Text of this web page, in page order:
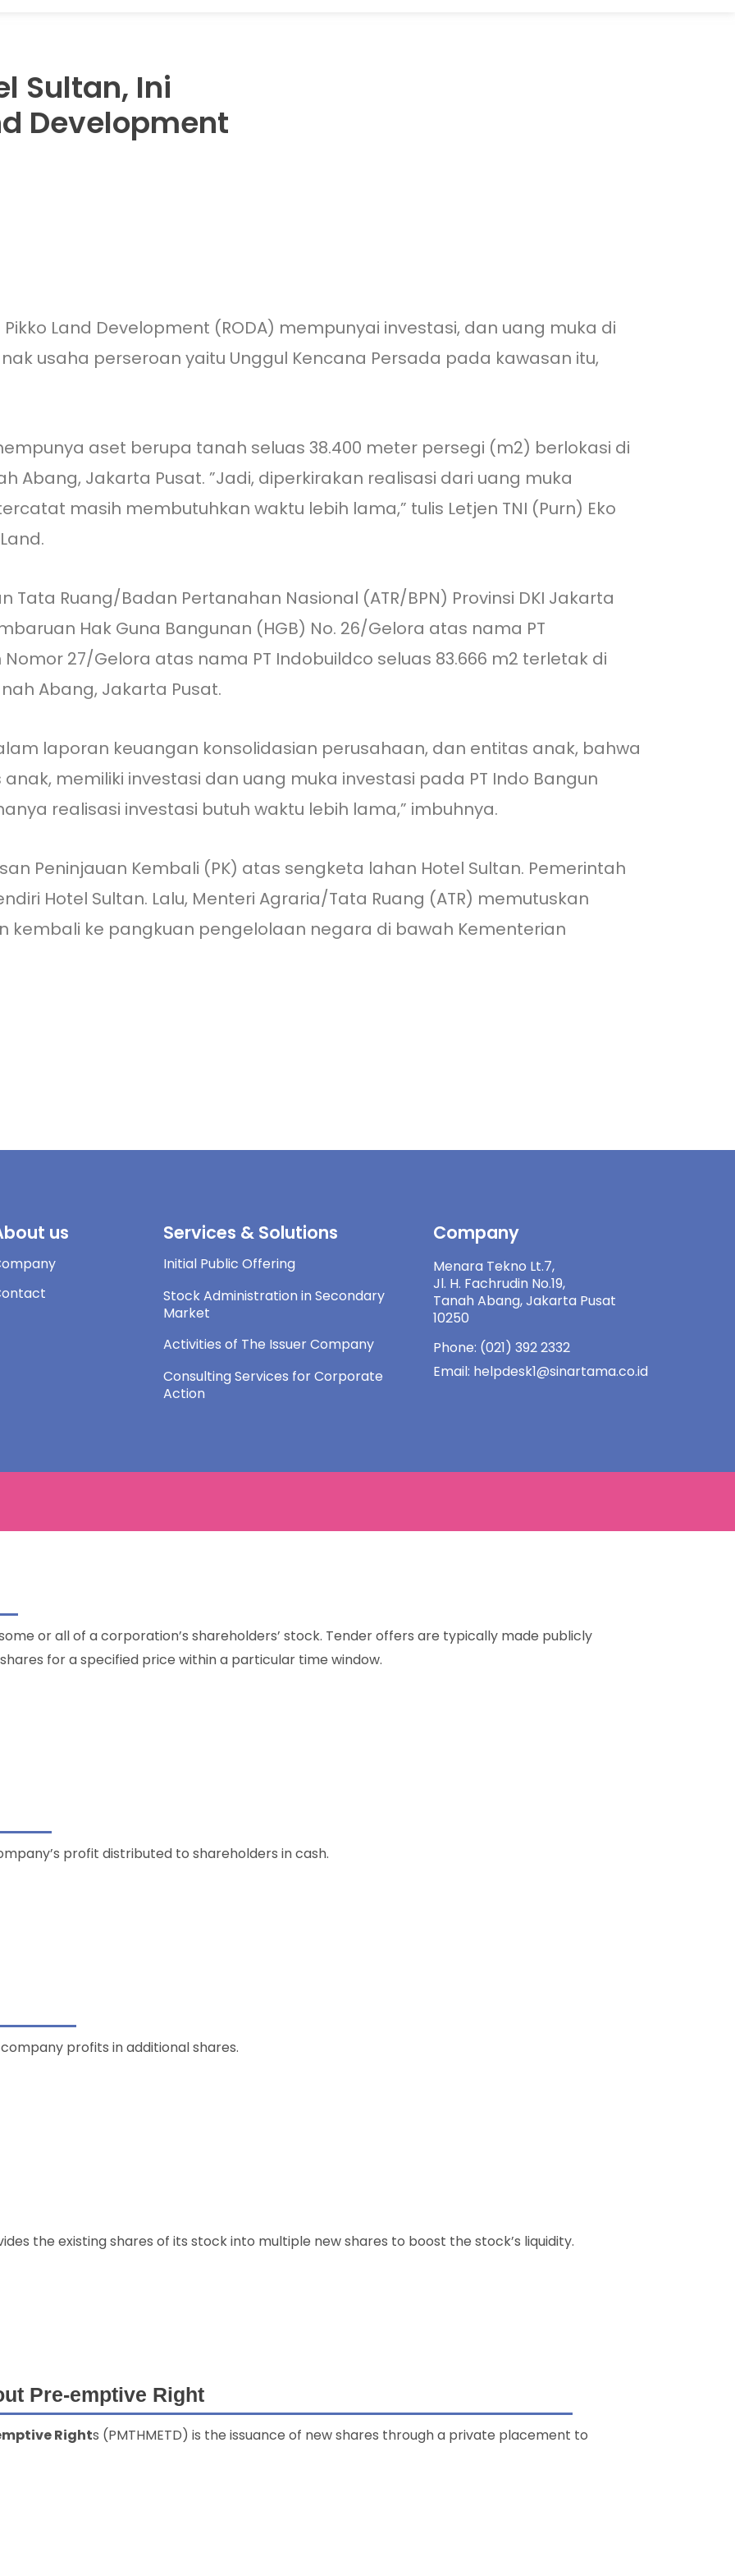
Sultan, Ini
Development
Land Development (RODA) mempunyai investasi, dan uang muka di
usaha perseroan yaitu Unggul Kencana Persada pada kawasan itu,
aset berupa tanah seluas 38.400 meter persegi (m2) berlokasi di
Abang, Jakarta Pusat. ”Jadi, diperkirakan realisasi dari uang muka
masih membutuhkan waktu lebih lama,” tulis Letjen TNI (Purn) Eko
Tata Ruang/Badan Pertanahan Nasional (ATR/BPN) Provinsi DKI Jakarta
Hak Guna Bangunan (HGB) No. 26/Gelora atas nama PT
27/Gelora atas nama PT Indobuildco seluas 83.666 m2 terletak di
Abang, Jakarta Pusat.
laporan keuangan konsolidasian perusahaan, dan entitas anak, bahwa
memiliki investasi dan uang muka investasi pada PT Indo Bangun
realisasi investasi butuh waktu lebih lama,” imbuhnya.
Peninjauan Kembali (PK) atas sengketa lahan Hotel Sultan. Pemerintah
Hotel Sultan. Lalu, Menteri Agraria/Tata Ruang (ATR) memutuskan
kembali ke pangkuan pengelolaan negara di bawah Kementerian
us Services & Solutions
Initial Public Offering
Stock Administration in Secondary
Market
Activities of The Issuer Company
Consulting Services for Corporate
Action
Company
Menara Tekno Lt.7,
Jl. H. Fachrudin No.19,
Tanah Abang, Jakarta Pusat
10250
Phone: (021) 392 2332
Email: helpdesk1@sinartama.co.id
or all of a corporation’s shareholders’ stock. Tender offers are typically made publicly
for a specified price within a particular time window.
profit distributed to shareholders in cash.
profits in additional shares.
the existing shares of its stock into multiple new shares to boost the stock’s liquidity.
Pre-emptive Right
Rights (PMTHMETD) is the issuance of new shares through a private placement to